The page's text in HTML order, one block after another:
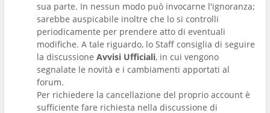
sua parte. In nessun modo può invocarne l'ignoranza;
sarebbe auspicabile inoltre che lo si controlli
periodicamente per prendere atto di eventuali
modifiche. A tale riguardo, lo Staff consiglia di seguire
la discussione Avvisi Ufficiali, in cui vengono
segnalate le novità e i cambiamenti apportati al
forum.
Per richiedere la cancellazione del proprio account è
sufficiente fare richiesta nella discussione di